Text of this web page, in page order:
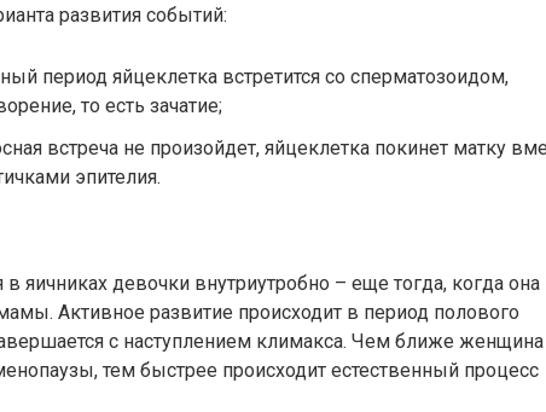
развития событий:
период яйцеклетка встретится со сперматозоидом,
то есть зачатие;
встреча не произойдет, яйцеклетка покинет матку
эпителия.
яичниках девочки внутриутробно – еще тогда, когда она
Активное развитие происходит в период полового
с наступлением климакса. Чем ближе женщина
тем быстрее происходит естественный процесс